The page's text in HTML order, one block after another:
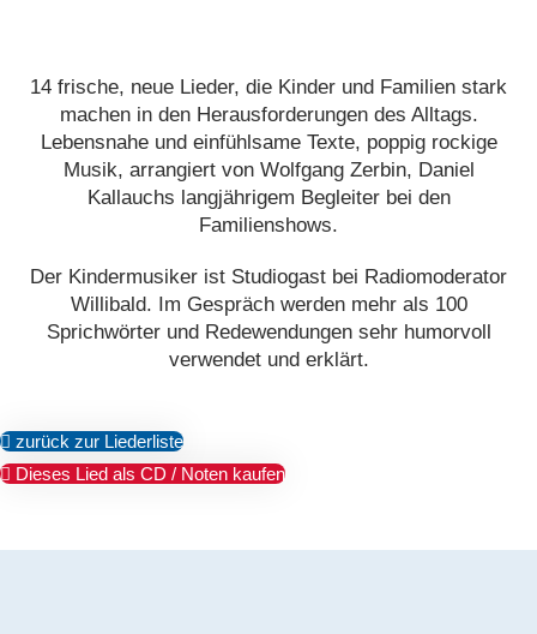
14 frische, neue Lieder, die Kinder und Familien stark
machen in den Herausforderungen des Alltags.
Lebensnahe und einfühlsame Texte, poppig rockige
Musik, arrangiert von Wolfgang Zerbin, Daniel
Kallauchs langjährigem Begleiter bei den
Familienshows.
Der Kindermusiker ist Studiogast bei Radiomoderator
Willibald. Im Gespräch werden mehr als 100
Sprichwörter und Redewendungen sehr humorvoll
verwendet und erklärt.
zurück zur Liederliste
Dieses Lied als CD / Noten kaufen